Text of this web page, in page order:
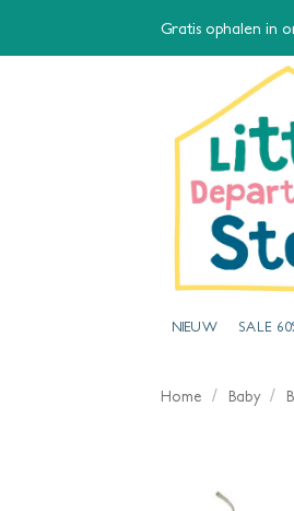
Gratis ophalen in
NIEUW SALE
Home / Baby /